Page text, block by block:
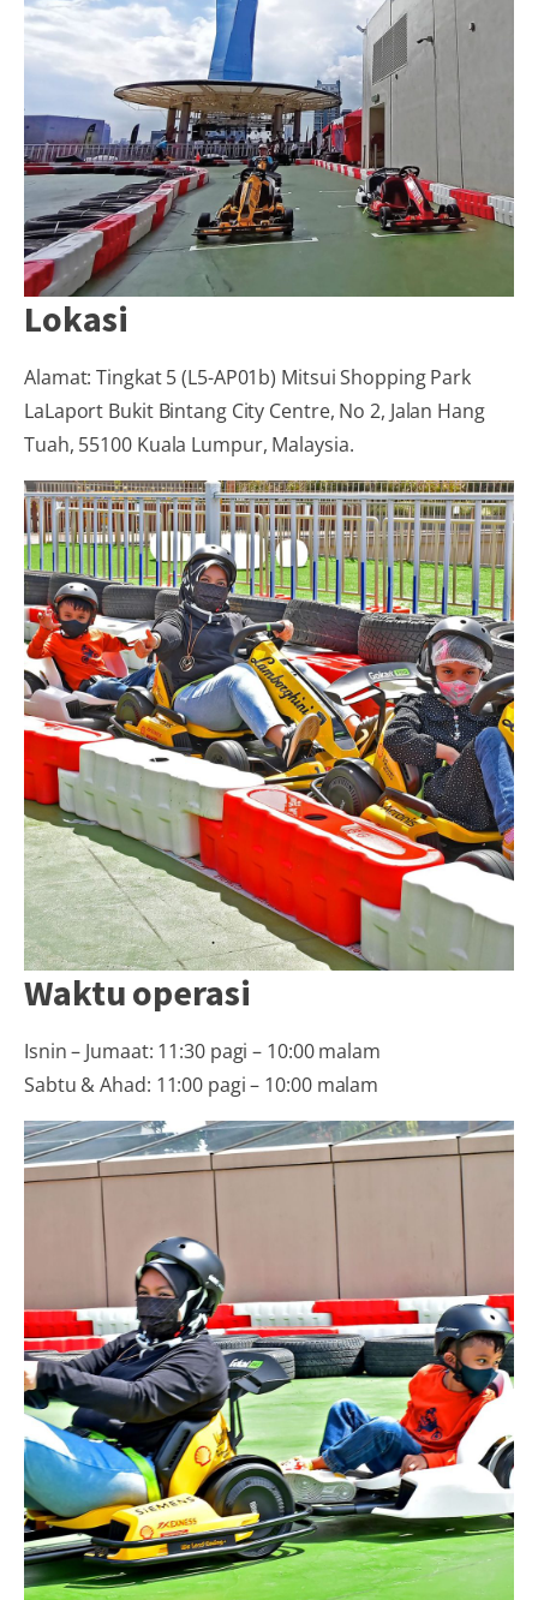
Lokasi
Alamat: Tingkat 5 (L5-AP01b) Mitsui Shopping Park
LaLaport Bukit Bintang City Centre, No 2, Jalan Hang
Tuah, 55100 Kuala Lumpur, Malaysia.
Waktu operasi
Isnin – Jumaat: 11:30 pagi – 10:00 malam
Sabtu & Ahad: 11:00 pagi – 10:00 malam